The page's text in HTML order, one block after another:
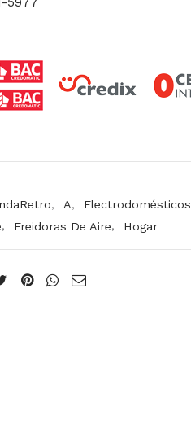
, A, Electrodomésticos
, Freidoras De Aire, Hogar